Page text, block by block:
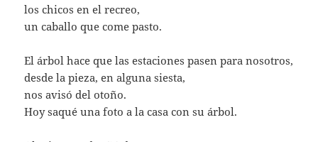
los chicos en el recreo,
un caballo que come pasto.
El árbol hace que las estaciones pasen para nosotros,
desde la pieza, en alguna siesta,
nos avisó del otoño.
Hoy saqué una foto a la casa con su árbol.